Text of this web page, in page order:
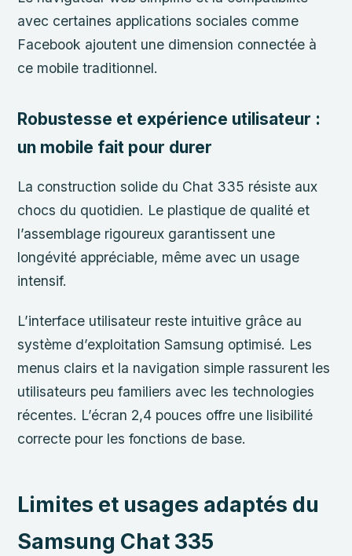
avec certaines applications sociales comme
Facebook ajoutent une dimension connectée à
ce mobile traditionnel.
Robustesse et expérience utilisateur :
un mobile fait pour durer
La construction solide du Chat 335 résiste aux
chocs du quotidien. Le plastique de qualité et
l’assemblage rigoureux garantissent une
longévité appréciable, même avec un usage
intensif.
L’interface utilisateur reste intuitive grâce au
système d’exploitation Samsung optimisé. Les
menus clairs et la navigation simple rassurent les
utilisateurs peu familiers avec les technologies
récentes. L’écran 2,4 pouces offre une lisibilité
correcte pour les fonctions de base.
Limites et usages adaptés du
Samsung Chat 335